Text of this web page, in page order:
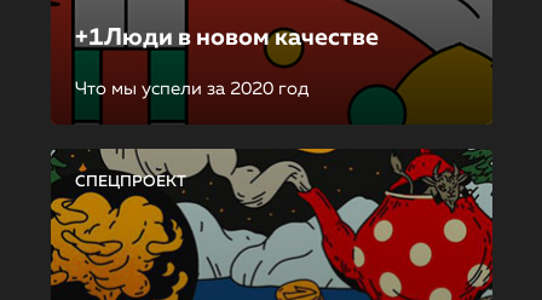
+1Люди в новом качестве
Что мы успели за 2020 год
СПЕЦПРОЕКТ